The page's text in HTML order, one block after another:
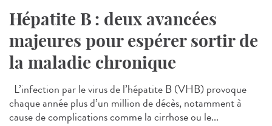
Hépatite B : deux avancées
majeures pour espérer sortir de
la maladie chronique
L’infection par le virus de l’hépatite B (VHB) provoque
chaque année plus d’un million de décès, notamment à
cause de complications comme la cirrhose ou le...